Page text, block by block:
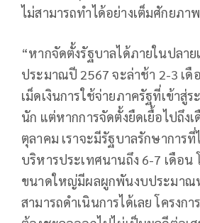
ไม่สามารถทำได้อย่างเต็มศักยภาพ
“หากจัดตั้งรัฐบาลได้ภายในปลา
ประมาณปี 2567 จะล่าช้า 2-3 เดื
เม็ดเงินการใช้จ่ายภาครัฐที่เข้าสู่
นัก แต่หากการจัดตั้งยืดเยื้อไปถึง
ตุลาคม เราจะมีรัฐบาลรักษาการ
บริหารประเทศนานถึง 6-7 เดือน
ขนาดใหญ่มีผลผูกพันงบประมาณ
สามารถดำเนินการได้เลย โครงก